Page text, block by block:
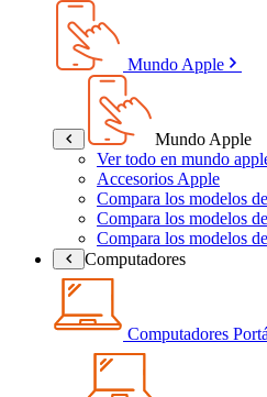
Mundo Apple
Mundo Apple
Ver todo en mundo
Accesorios Apple
Compara los modelos
Compara los modelos
Compara los modelos
Computadores
Computadores